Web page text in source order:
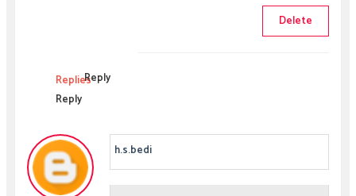
Delete
RepliesReply
Reply
h.s.bedi